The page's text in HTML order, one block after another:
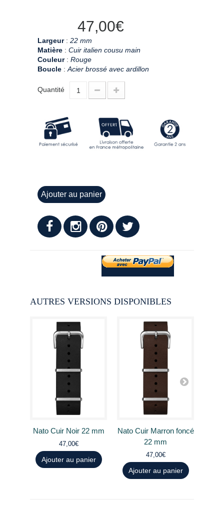
47,00€
Largeur: 22 mm
Matière : Cuir italien cousu main
Couleur: Rouge
Boucle : Acier brossé avec ardillon
Quantité
Ajouter au panier
AUTRES VERSIONS DISPONIBLES
Nato Cuir Noir 22 mm
47,00€
Ajouter au panier
Nato Cuir Marron foncé
22 mm
47,00€
Ajouter au panier